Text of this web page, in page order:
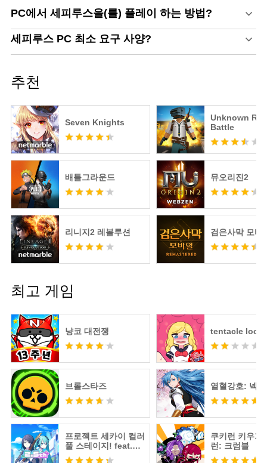
PC에서 세피루스을(를) 플레이 하는 방법?
세피루스 PC 최소 요구 사양?
추천
Seven Knights
Unknown
Battle
배틀그라운드 뮤오리진2
리니지2 레볼루션 검은사막 모바
최고 게임
냥코 대전쟁
브롤스타즈
프로젝트 세카이 컬러
풀 스테이지! feat.하
츠네 미쿠
tentacle
열혈강호: 넥
쿠키런 키우기
런: 크럼블